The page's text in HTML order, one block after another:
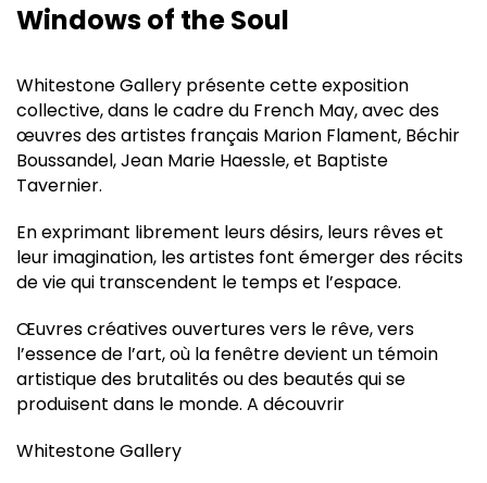
Windows of the Soul
Whitestone Gallery présente cette exposition
collective, dans le cadre du French May, avec des
œuvres des artistes français Marion Flament, Béchir
Boussandel, Jean Marie Haessle, et Baptiste
Tavernier.
En exprimant librement leurs désirs, leurs rêves et
leur imagination, les artistes font émerger des récits
de vie qui transcendent le temps et l’espace.
Œuvres créatives ouvertures vers le rêve, vers
l’essence de l’art, où la fenêtre devient un témoin
artistique des brutalités ou des beautés qui se
produisent dans le monde. A découvrir
Whitestone Gallery